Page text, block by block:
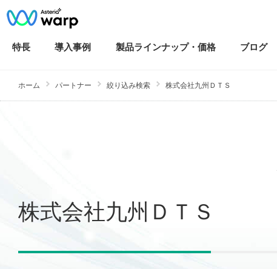
特長 導入事例 製品ラインナップ・ 価格 ブログ
ホーム パートナー 絞り込み検索 株式会社九州ＤＴＳ
株式会社九州ＤＴＳ